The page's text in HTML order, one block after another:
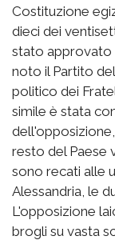
Costituzione
dieci dei
stato approvato
noto il Partito
politico dei
simile è stata
resto del Paese
sono recati alle
Alessandria, le
L'opposizione
brogli su vasta